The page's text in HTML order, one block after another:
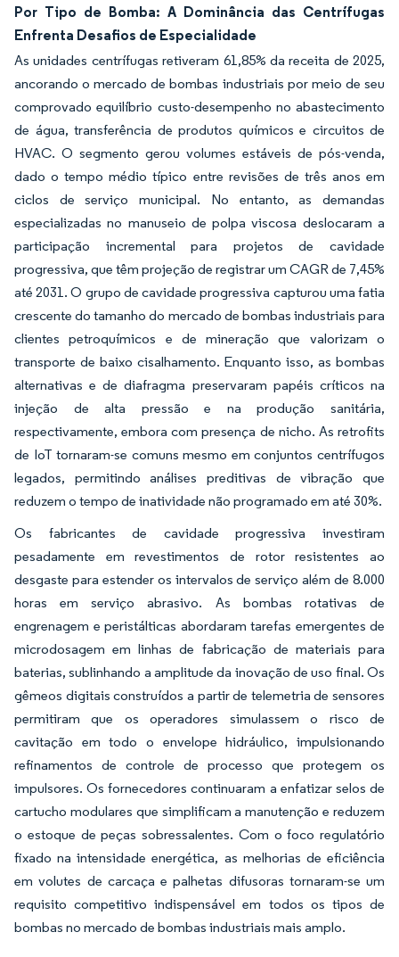
Por Tipo de Bomba: A Dominância das Centrífugas
Enfrenta Desafios de Especialidade
As unidades centrífugas retiveram 61,85% da receita de 2025,
ancorando o mercado de bombas industriais por meio de seu
comprovado equilíbrio custo-desempenho no abastecimento
de água, transferência de produtos químicos e circuitos de
HVAC. O segmento gerou volumes estáveis de pós-venda,
dado o tempo médio típico entre revisões de três anos em
ciclos de serviço municipal. No entanto, as demandas
especializadas no manuseio de polpa viscosa deslocaram a
participação incremental para projetos de cavidade
progressiva, que têm projeção de registrar um CAGR de 7,45%
até 2031. O grupo de cavidade progressiva capturou uma fatia
crescente do tamanho do mercado de bombas industriais para
clientes petroquímicos e de mineração que valorizam o
transporte de baixo cisalhamento. Enquanto isso, as bombas
alternativas e de diafragma preservaram papéis críticos na
injeção de alta pressão e na produção sanitária,
respectivamente, embora com presença de nicho. As retrofits
de IoT tornaram-se comuns mesmo em conjuntos centrífugos
legados, permitindo análises preditivas de vibração que
reduzem o tempo de inatividade não programado em até 30%.
Os fabricantes de cavidade progressiva investiram
pesadamente em revestimentos de rotor resistentes ao
desgaste para estender os intervalos de serviço além de 8.000
horas em serviço abrasivo. As bombas rotativas de
engrenagem e peristálticas abordaram tarefas emergentes de
microdosagem em linhas de fabricação de materiais para
baterias, sublinhando a amplitude da inovação de uso final. Os
gêmeos digitais construídos a partir de telemetria de sensores
permitiram que os operadores simulassem o risco de
cavitação em todo o envelope hidráulico, impulsionando
refinamentos de controle de processo que protegem os
impulsores. Os fornecedores continuaram a enfatizar selos de
cartucho modulares que simplificam a manutenção e reduzem
o estoque de peças sobressalentes. Com o foco regulatório
fixado na intensidade energética, as melhorias de eficiência
em volutes de carcaça e palhetas difusoras tornaram-se um
requisito competitivo indispensável em todos os tipos de
bombas no mercado de bombas industriais mais amplo.